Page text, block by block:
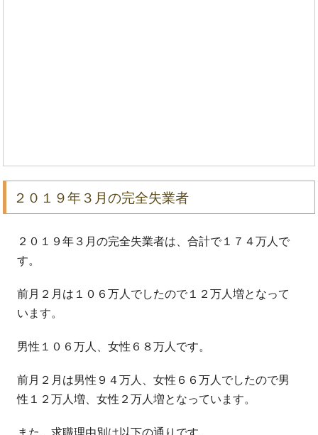
２０１９年３月の完全失業者
２０１９年３月の完全失業者は、合計で１７４万人で
す。
前月２月は１０６万人でしたので１２万人増となって
います。
男性１０６万人、女性６８万人です。
前月２月は男性９４万人、女性６６万人でしたので男
性１２万人増、女性２万人増となっています。
また、求職理由別は以下の通りです。